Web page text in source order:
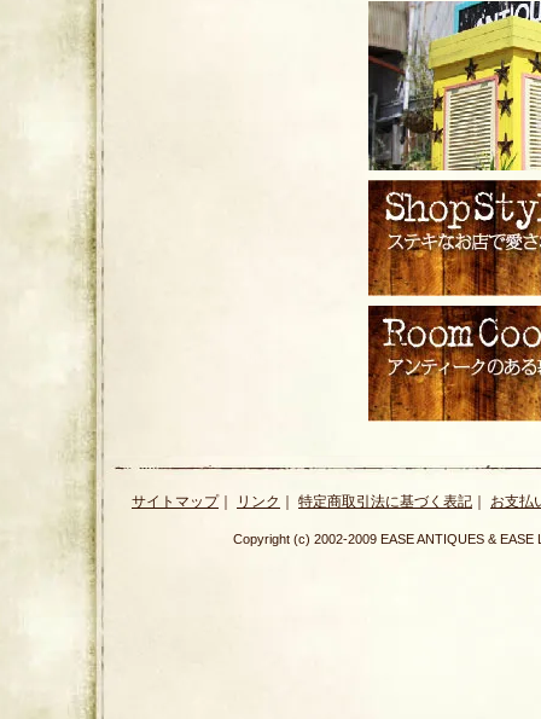
サイトマップ｜ リンク ｜ 特定商取引法に基づく表記 ｜ お支払
Copyright (c) 2002-2009 EASE ANTIQUES &